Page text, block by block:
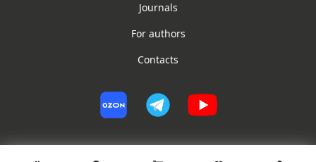
Journals
For authors
Contacts